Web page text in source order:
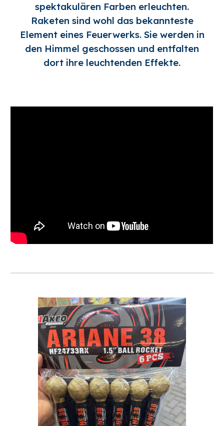
spektakulären Farben erleuchten.
Raketen sind wohl das bekannteste
Element eines Feuerwerks. Sie werden in
den Himmel geschossen und entfalten
dort ihre leuchtenden Effekte.